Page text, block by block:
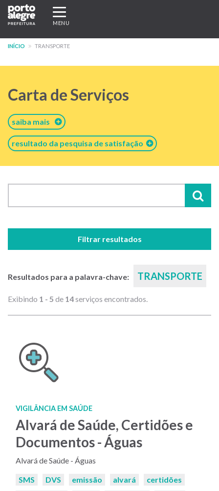
Pular
para
conteúdo
Expandir/recolher
navegação
MENU
INÍCIO TRANSPORTE
Carta de Serviços
saiba mais
resultado da pesquisa de satisfação
Filtrar resultados
Resultados para a palavra-chave: TRANSPORTE
Exibindo 1 - 5 de 14serviços encontrados.
VIGILÂNCIA EM SAÚDE
Alvará de Saúde, Certidões e
Documentos - Águas
Alvará de Saúde - Águas
Palavras-
SMS DVS emissão alvará
certidões